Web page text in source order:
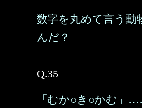
数字を丸めて言う動
んだ？
Q.35
「むか○き○かむ」